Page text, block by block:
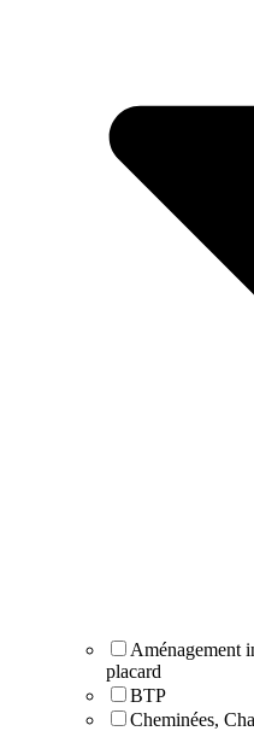
Aménagement
placard
BTP
Cheminées,